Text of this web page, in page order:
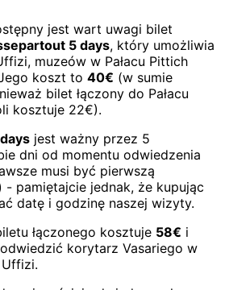
jest wart uwagi bilet
5 days, który umożliwia
muzeów w Pałacu Pittich
koszt to 40€ (w sumie
bilet łączony do Pałacu
kosztuje 22€).
jest ważny przez 5
dni od momentu odwiedzenia
musi być pierwszą
pamiętajcie jednak, że kupując
datę i godzinę naszej wizyty.
łączonego kosztuje 58€ i
korytarz Vasariego w